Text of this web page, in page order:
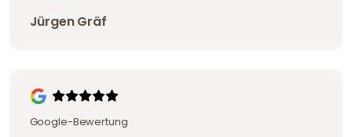
Jürgen Gräf
Google-Bewertung